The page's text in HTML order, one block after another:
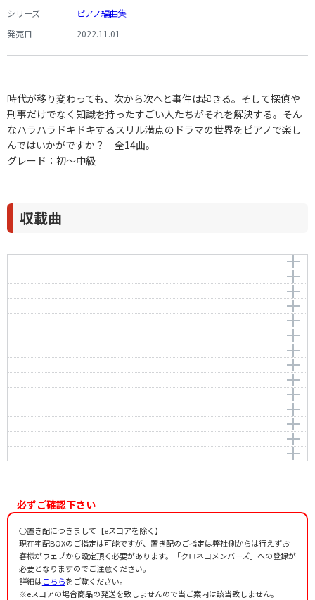
シリーズ
ピアノ編曲集
発売日
2022.11.01
時代が移り変わっても、次から次へと事件は起きる。そして探偵や
刑事だけでなく知識を持ったすごい人たちがそれを解決する。そん
なハラハラドキドキするスリル満点のドラマの世界をピアノで楽し
んではいかがですか？ 全14曲。
グレード：初～中級
収載曲
火曜サスペンス劇場フラッシュバックテーマ
作曲者：木森敏之
Kimori，Toshiyuki
編曲者：北るみ子
ルパン三世のテーマ
作曲者：大野雄二
Ohno，Yuji
編曲者：北るみ子
CAT'S EYE
作曲者：小田 裕一郎
Oda，Yuichiro
編曲者：浅子勝也
名探偵コナン メイン・テーマ
作曲者：大野克夫
Ohno，Katsuo
編曲者：倉橋ミキ
愛のバラード（「犬神家の一族」より）
作曲者：大野雄二
Ohno，Yuji
編曲者：五十嵐琴未
太陽にほえろのテーマ
作曲者：大野克夫
Ohno，Katsuo
編曲者：浅子勝也
Gメン'75のテーマ
Gメン'75のテーマ
作曲者：菊池俊輔
Kikuchi，Shunsuke
編曲者：浅子勝也
西部警察メインテーマ
作曲者：宇都宮安重
-
編曲者：浅子勝也
ワンダフル・ガイズ（「西部警察PART-Ⅱ」より）
作曲者：羽田 健太郎
Haneda，Kentaro
編曲者：浅子勝也
Rhythm And Police（「踊る大捜査線」より）
作曲者：松本晃彦
-
編曲者：浅子勝也
FURUHATA'S THEME
作曲者：本間勇輔
Homma，Yusuke
編曲者：浅子勝也
相棒 オープニングテーマ
作曲者：池 頼広
IKE, Yoshihiro
科捜研のテーマ
作曲者：川井憲次
「HERO」-Main Title-
編曲者：浅子勝也
必ずご確認下さい
○置き配につきまして【eスコアを除く】
現在宅配BOXのご指定は可能ですが、置き配のご指定は弊社側からは行えずお
客様がウェブから設定頂く必要があります。「クロネコメンバーズ」への登録が
必要となりますのでご注意ください。
詳細はこちらをご覧ください。
※eスコアの場合商品の発送を致しませんので当ご案内は該当致しません。